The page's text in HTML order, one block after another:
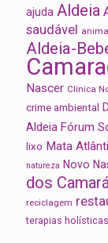
ajuda Aldeia
saudável
Aldeia-
Nascer Clínica
crime ambiental
Aldeia Fórum
lixo Mata
natureza Novo
dos
reciclagem
terapias holísticas